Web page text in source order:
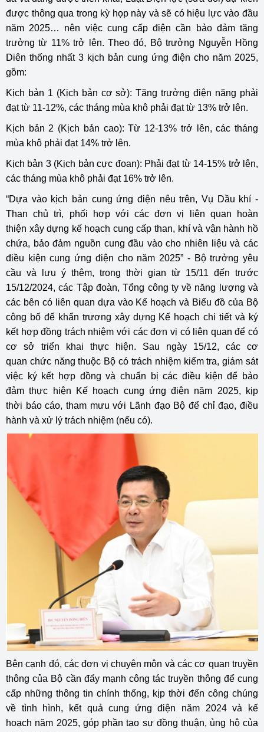
được thông qua trong kỳ họp này và sẽ có hiệu lực vào đầu
năm 2025… nên việc cung cấp điện cần bảo đảm tăng
trưởng từ 11% trở lên. Theo đó, Bộ trưởng Nguyễn Hồng
Diên thống nhất 3 kịch bản cung ứng điện cho năm 2025,
gồm:
Kịch bản 1 (Kịch bản cơ sở): Tăng trưởng điện năng phải
đạt từ 11-12%, các tháng mùa khô phải đạt từ 13% trở lên.
Kịch bản 2 (Kịch bản cao): Từ 12-13% trở lên, các tháng
mùa khô phải đạt 14% trở lên.
Kịch bản 3 (Kịch bản cực đoan): Phải đạt từ 14-15% trở lên,
các tháng mùa khô phải đạt 16% trở lên.
“Dựa vào kịch bản cung ứng điện nêu trên, Vụ Dầu khí -
Than chủ trì, phối hợp với các đơn vị liên quan hoàn
thiện xây dựng kế hoạch cung cấp than, khí và vận hành hồ
chứa, bảo đảm nguồn cung đầu vào cho nhiên liệu và các
điều kiện cung ứng điện cho năm 2025” - Bộ trưởng yêu
cầu và lưu ý thêm, trong thời gian từ 15/11 đến trước
15/12/2024, các Tập đoàn, Tổng công ty về năng lượng và
các bên có liên quan dựa vào Kế hoạch và Biểu đồ của Bộ
công bố để khẩn trương xây dựng Kế hoạch chi tiết và ký
kết hợp đồng trách nhiệm với các đơn vị có liên quan để có
cơ sở triển khai thực hiện. Sau ngày 15/12, các cơ
quan chức năng thuộc Bộ có trách nhiệm kiểm tra, giám sát
việc ký kết hợp đồng và chuẩn bị các điều kiện để bảo
đảm thực hiện Kế hoạch cung ứng điện năm 2025, kịp
thời báo cáo, tham mưu với Lãnh đạo Bộ để chỉ đạo, điều
hành và xử lý trách nhiệm (nếu có).
Bên cạnh đó, các đơn vị chuyên môn và các cơ quan truyền
thông của Bộ cần đẩy mạnh công tác truyền thông để cung
cấp những thông tin chính thống, kịp thời đến công chúng
về tình hình, kết quả cung ứng điện năm 2024 và kế
hoạch năm 2025, góp phần tạo sự đồng thuận, ủng hộ của